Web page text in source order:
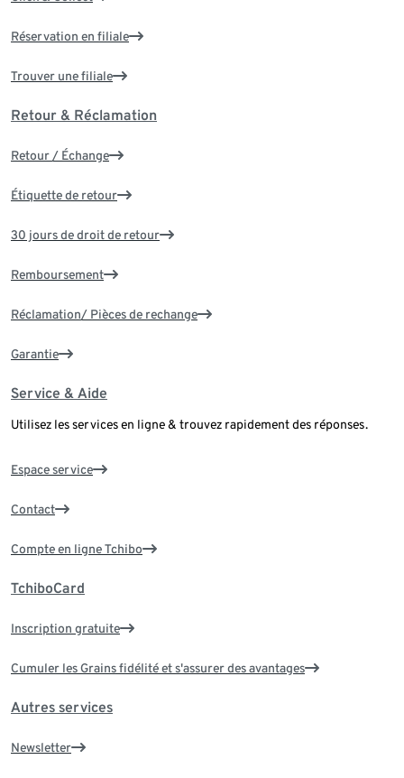
Réservation en filiale
Trouver une filiale
Retour & Réclamation
Retour / Échange
Étiquette de retour
30 jours de droit de retour
Remboursement
Réclamation/ Pièces de rechange
Garantie
Service & Aide
Utilisez les services en ligne & trouvez rapidement des réponses.
Espace service
Contact
Compte en ligne Tchibo
TchiboCard
Inscription gratuite
Cumuler les Grains fidélité et s'assurer des avantages
Autres services
Newsletter